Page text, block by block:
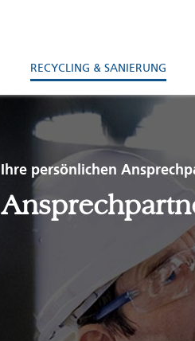
RECYCLING & SANIERUNG
Ihre persönlichen